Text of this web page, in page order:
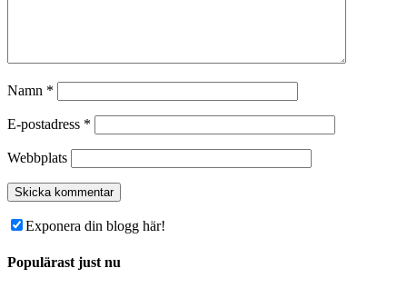
Namn *
E-postadress *
Webbplats
Exponera din blogg här!
Populärast just nu